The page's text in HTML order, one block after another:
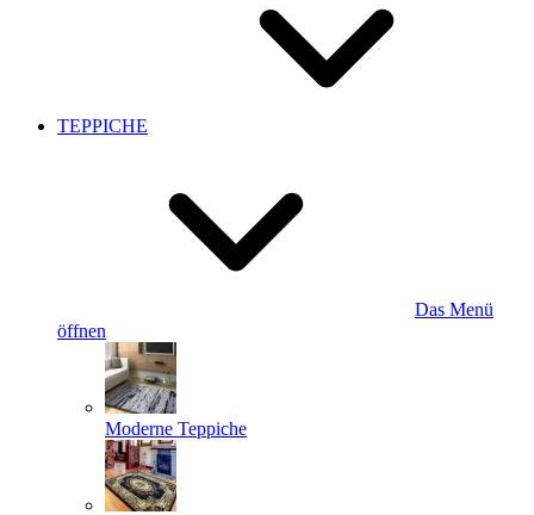
TEPPICHE
Das Menü
öffnen
Moderne Teppiche